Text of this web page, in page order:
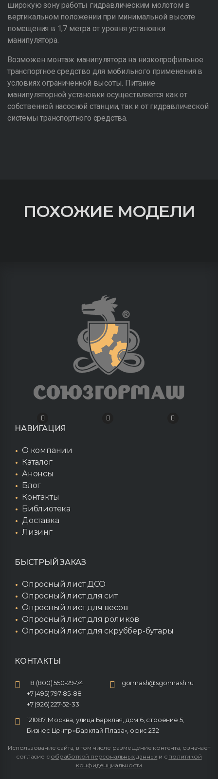
широкую зону работы гидравлическим молотом в
вертикальном положении при минимальной высоте
помещения в 1,7 метра от уровня установки
манипулятора.
Возможен монтаж манипулятора на низкопрофильное
транспортное средство для мобильного применения в
условиях ограниченной высоты. Питание
манипуляторной установки осуществляется как от
собственной насосной станции, так и от гидравлической
системы транспортного средства.
ПОХОЖИЕ МОДЕЛИ
НАВИГАЦИЯ
О компании
Каталог
Анонсы
Блог
Контакты
Библиотека
Доставка
Лизинг
БЫСТРЫЙ ЗАКАЗ
Опросный лист ДСО
Опросный лист для сит
Опросный лист для весов
Опросный лист для роликов
Опросный лист для скруббер-бутары
КОНТАКТЫ
8 (800) 550-29-74
+7 (495) 797-85-88
+7 (926) 227-52-33
gormash@sgormash.ru
121087, Москва, улица Барклая, дом 6, строение 5,
Бизнес Центр «Барклай Плаза», офис 232
Использование сайта, в том числе размещение контента, означает
согласие с обработкой персональных данных и с политикой
конфиденциальности